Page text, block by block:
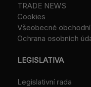
TRADE NEWS
Cookies
Všeobecné
Ochrana osobních
LEGISLATIVA
Legislativní rada